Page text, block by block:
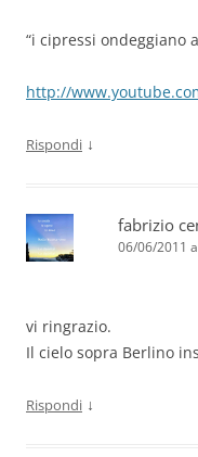
“i cipressi ondeggiano
http://
Rispondi ↓
fabrizio
06/06/2011
vi ringrazio.
Il cielo sopra Berlino
Rispondi ↓